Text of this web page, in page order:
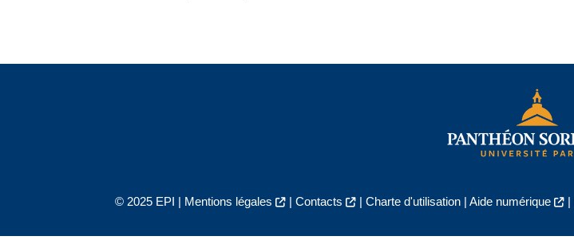
© 2025 EPI | Mentions légales | Contacts | Charte d'utilisation| Aide numérique |